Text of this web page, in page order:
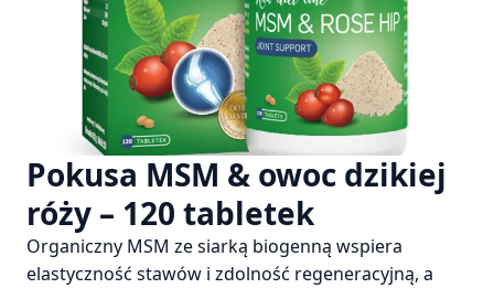
Pokusa MSM & owoc dzikiej
róży – 120 tabletek
Organiczny MSM ze siarką biogenną wspiera
elastyczność stawów i zdolność regeneracyjną, a